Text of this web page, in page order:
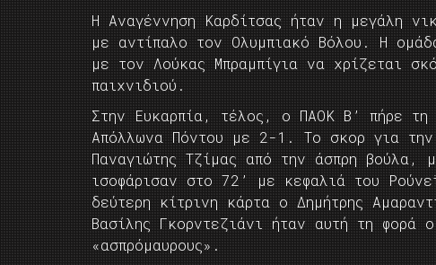
Η Αναγέννηση Καρδίτσας ήταν η μεγάλη
με αντίπαλο τον Ολυμπιακό Βόλου. Η
με τον Λούκας Μπραμπίγια να χρίζεται
παιχνιδιού.
Στην Ευκαρπία, τέλος, ο ΠΑΟΚ Β’ πήρε τη
Απόλλωνα Πόντου με 2-1. Το σκορ για
Παναγιώτης Τζίμας από την άσπρη βούλα,
ισοφάρισαν στο 72’ με κεφαλιά του
δεύτερη κίτρινη κάρτα ο Δημήτρης
Βασίλης Γκορντεζιάνι ήταν αυτή τη φορά
«ασπρόμαυρους».